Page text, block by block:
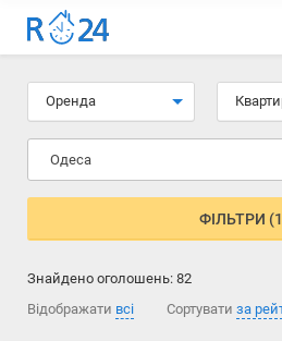
МЕНЮ
Вибір мови
Вибрані оголошення
Коментарі до оголошення
Як додати оголошення
Оренда
Одеса
ФІЛЬТРИ
Знайдено оголошень: 82
Відображати всі Сортувати за